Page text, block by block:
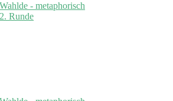
- metaphorisch
Runde